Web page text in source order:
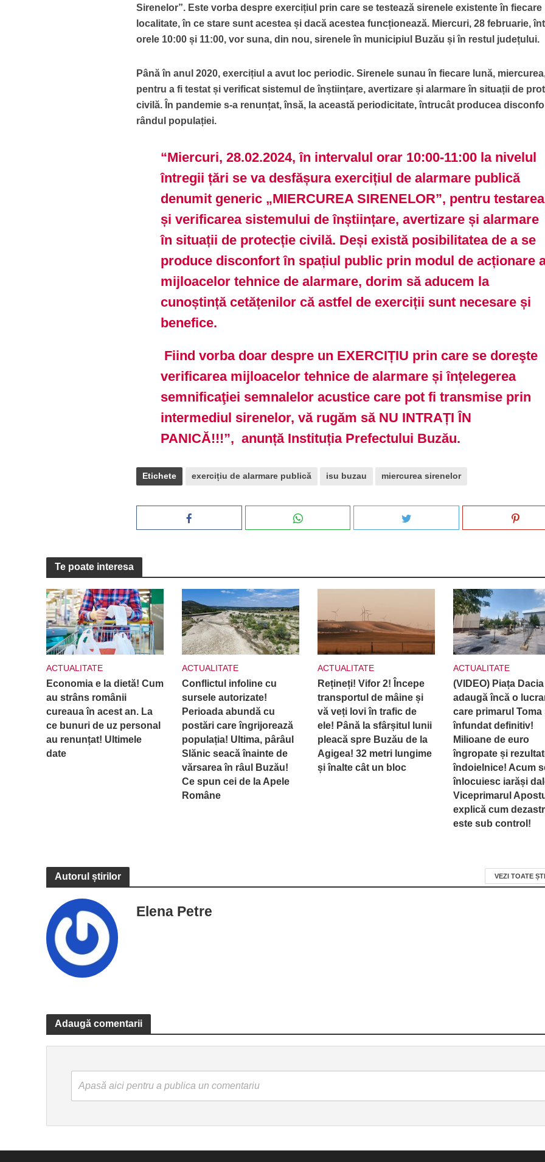
Sirenelor”. Este vorba despre exercițiul prin care se testează sirenele existente în fiecare
localitate, în ce stare sunt acestea și dacă acestea funcționează. Miercuri, 28 februarie,
orele 10:00 și 11:00, vor suna, din nou, sirenele în municipiul Buzău și în restul județului.
Până în anul 2020, exercițiul a avut loc periodic. Sirenele sunau în fiecare lună,
pentru a fi testat și verificat sistemul de înștiințare, avertizare și alarmare în situații de
civilă. În pandemie s-a renunțat, însă, la această periodicitate, întrucât producea
rândul populației.
“Miercuri, 28.02.2024, în intervalul orar 10:00-11:00 la nivelul
întregii țări se va desfășura exercițiul de alarmare publică
denumit generic „MIERCUREA SIRENELOR”, pentru testarea
și verificarea sistemului de înștiințare, avertizare și alarmare
în situații de protecție civilă. Deși există posibilitatea de a se
produce disconfort în spațiul public prin modul de acționare
mijloacelor tehnice de alarmare, dorim să aducem la
cunoștință cetățenilor că astfel de exerciții sunt necesare și
benefice.
Fiind vorba doar despre un EXERCIȚIU prin care se doreşte
verificarea mijloacelor tehnice de alarmare și înțelegerea
semnificaţiei semnalelor acustice care pot fi transmise prin
intermediul sirenelor, vă rugăm să NU INTRAȚI ÎN
PANICĂ!!!”, anunță Instituția Prefectului Buzău.
Etichete exercițiu de alarmare publică isu buzau miercurea sirenelor
Te poate interesa
ACTUALITATE
Economia e la dietă! Cum
au strâns românii
cureaua în acest an. La
ce bunuri de uz personal
au renunțat! Ultimele
date
ACTUALITATE
Conflictul infoline cu
sursele autorizate!
Perioada abundă cu
postări care îngrijorează
populația! Ultima, pârâul
Slănic seacă înainte de
vărsarea în râul Buzău!
Ce spun cei de la Apele
Române
ACTUALITATE
Rețineți! Vifor 2! Începe
transportul de mâine și
vă veți lovi în trafic de
ele! Până la sfârșitul lunii
pleacă spre Buzău de la
Agigea! 32 metri lungime
și înalte cât un bloc
ACTUALITATE
(VIDEO) Piața Dacia
adaugă încă o
care primarul Toma
înfundat definitiv!
Milioane de euro
îngropate și
îndoielnice! Acum
înlocuiesc iarăși
Viceprimarul
explică cum
este sub control!
Autorul știrilor VEZI TOATE
Elena Petre
Adaugă comentarii
Apasă aici pentru a publica un comentariu